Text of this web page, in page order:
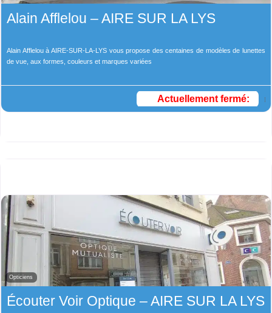
Alain Afflelou – AIRE SUR LA LYS
Alain Afflelou à AIRE-SUR-LA-LYS vous propose des centaines de modèles de lunettes
de vue, aux formes, couleurs et marques variées
Actuellement fermé:
Opticiens
Écouter Voir Optique – AIRE SUR LA LYS